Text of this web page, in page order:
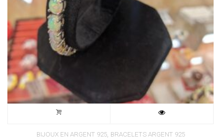
BIJOUX EN ARGENT 925, BRACELETS ARGENT 925